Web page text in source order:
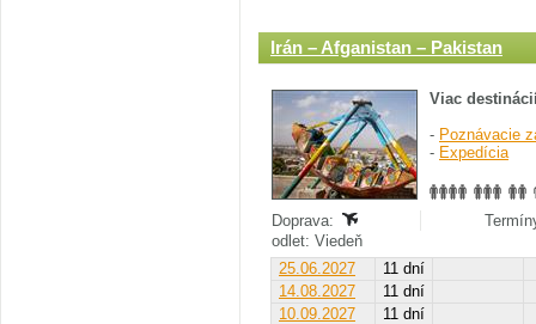
Irán – Afganistan – Pakistan
Viac
- Poznávacie
- Expedícia
Doprava:
odlet: Viedeň
25.06.2027
11 dní
14.08.2027
11 dní
10.09.2027
11 dní